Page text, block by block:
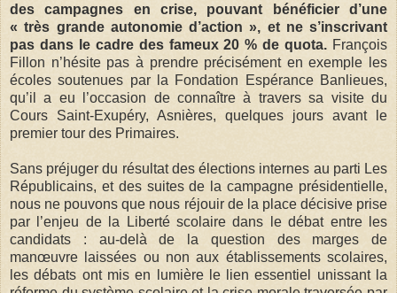
des campagnes en crise, pouvant bénéficier d’une
« très grande autonomie d’action », et ne s’inscrivant
pas dans le cadre des fameux 20 % de quota. François
Fillon n’hésite pas à prendre précisément en exemple les
écoles soutenues par la Fondation Espérance Banlieues,
qu’il a eu l’occasion de connaître à travers sa visite du
Cours Saint-Exupéry, Asnières, quelques jours avant le
premier tour des Primaires.
Sans préjuger du résultat des élections internes au parti Les
Républicains, et des suites de la campagne présidentielle,
nous ne pouvons que nous réjouir de la place décisive prise
par l’enjeu de la Liberté scolaire dans le débat entre les
candidats : au-delà de la question des marges de
manœuvre laissées ou non aux établissements scolaires,
les débats ont mis en lumière le lien essentiel unissant la